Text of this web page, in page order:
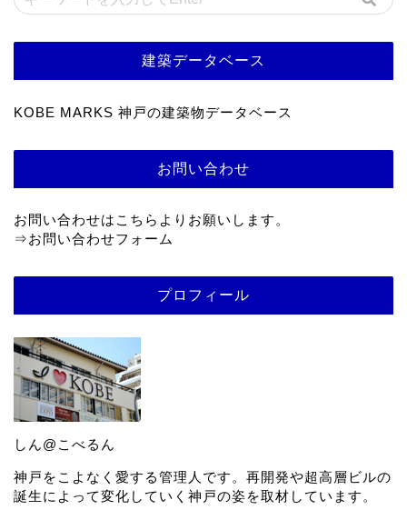
建築データベース
KOBE MARKS 神戸の建築物データベース
お問い合わせ
お問い合わせはこちらよりお願いします。
⇒お問い合わせフォーム
プロフィール
しん@こべるん
神戸をこよなく愛する管理人です。再開発や超高層ビルの
誕生によって変化していく神戸の姿を取材しています。